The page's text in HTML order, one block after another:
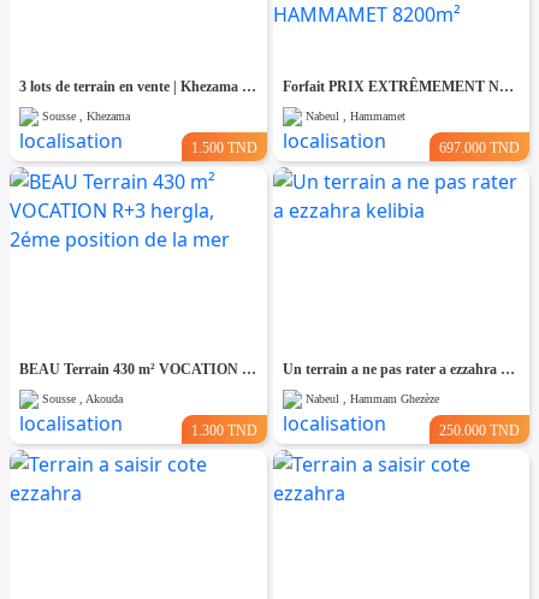
3 lots de terrain en vente | Khezama Jawhara Sousse
Sousse , Khezama
1.500 TND
Forfait PRIX EXTRÊMEMENT NÉGOCIABLE Terrain entièrement clôturé à HAMMAMET 8200m²
Nabeul , Hammamet
697.000 TND
BEAU Terrain 430 m² VOCATION R+3 hergla, 2éme position de la mer
Sousse , Akouda
1.300 TND
Un terrain a ne pas rater a ezzahra kelibia
Nabeul , Hammam Ghezèze
250.000 TND